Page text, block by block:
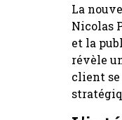
La
Nicolas
et la
révèle
client